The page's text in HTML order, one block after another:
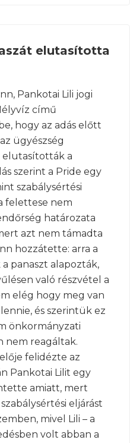
elutasította
Pankotai Lili jogi
című
hogy az adás előtt
ügyészség
elutasították a
szerint a Pride egy
szabálysértési
felettese nem
határozata
azt nem támadta
hozzátette: arra a
panaszt alapozták,
való részvétel a
elég hogy meg van
és szerintük ez
önkormányzati
nem reagáltak.
felidézte az
Pankotai Lilit egy
amiatt, mert
eljárást
mivel Lili – a
volt abban a